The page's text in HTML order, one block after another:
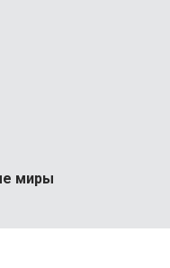
миры